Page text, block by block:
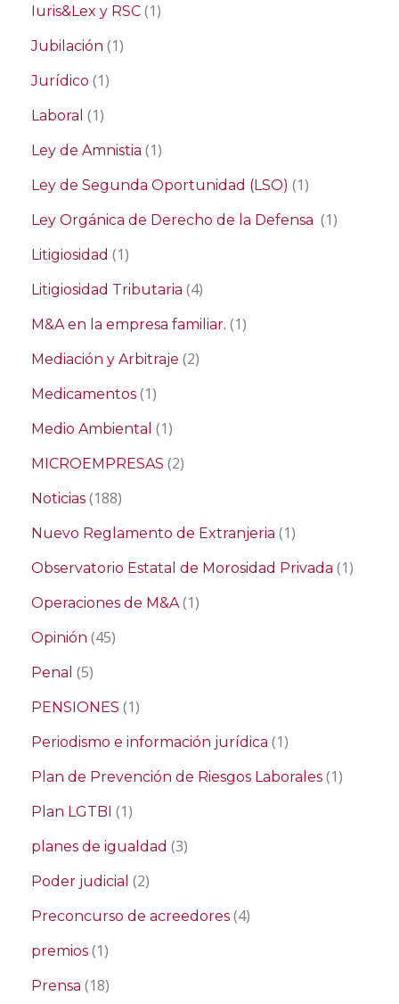
Iuris&Lex y RSC (1)
Jubilación (1)
Jurídico (1)
Laboral (1)
Ley de Amnistia (1)
Ley de Segunda Oportunidad (LSO) (1)
Ley Orgánica de Derecho de la Defensa (1)
Litigiosidad (1)
Litigiosidad Tributaria (4)
M&A en la empresa familiar. (1)
Mediación y Arbitraje (2)
Medicamentos (1)
Medio Ambiental (1)
MICROEMPRESAS (2)
Noticias (188)
Nuevo Reglamento de Extranjeria (1)
Observatorio Estatal de Morosidad Privada (1)
Operaciones de M&A(1)
Opinión (45)
Penal (5)
PENSIONES (1)
Periodismo e información jurídica (1)
Plan de Prevención de Riesgos Laborales (1)
Plan LGTBI (1)
planes de igualdad (3)
Poder judicial (2)
Preconcurso de acreedores (4)
premios (1)
Prensa (18)